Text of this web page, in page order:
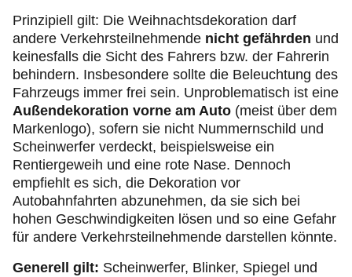
Prinzipiell gilt: Die Weihnachtsdekoration darf
andere Verkehrsteilnehmende nicht gefährden und
keinesfalls die Sicht des Fahrers bzw. der Fahrerin
behindern. Insbesondere sollte die Beleuchtung des
Fahrzeugs immer frei sein. Unproblematisch ist eine
Außendekoration vorne am Auto (meist über dem
Markenlogo), sofern sie nicht Nummernschild und
Scheinwerfer verdeckt, beispielsweise ein
Rentiergeweih und eine rote Nase. Dennoch
empfiehlt es sich, die Dekoration vor
Autobahnfahrten abzunehmen, da sie sich bei
hohen Geschwindigkeiten lösen und so eine Gefahr
für andere Verkehrsteilnehmende darstellen könnte.
Generell gilt: Scheinwerfer, Blinker, Spiegel und